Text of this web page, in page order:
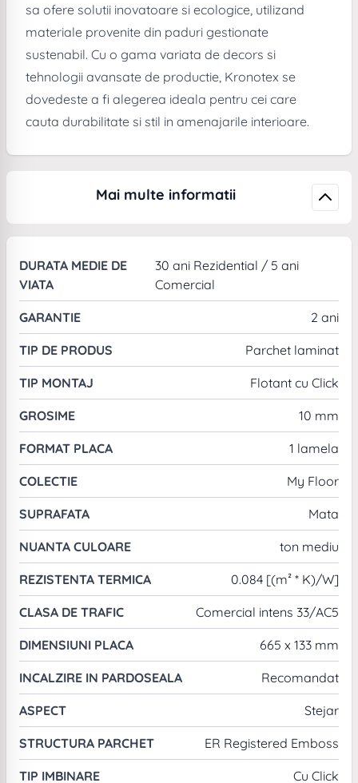
sa ofere solutii inovatoare si ecologice, utilizand
materiale provenite din paduri gestionate
sustenabil. Cu o gama variata de decors si
tehnologii avansate de productie, Kronotex se
dovedeste a fi alegerea ideala pentru cei care
cauta durabilitate si stil in amenajarile interioare.
Mai multe informatii
DURATA MEDIE DE
VIATA
30 ani Rezidential / 5 ani
Comercial
GARANTIE 2 ani
TIP DE PRODUS Parchet laminat
TIP MONTAJ Flotant cu Click
GROSIME 10 mm
FORMAT PLACA 1 lamela
COLECTIE My Floor
SUPRAFATA Mata
NUANTA CULOARE ton mediu
REZISTENTA TERMICA 0.084 [(m² * K)/W]
CLASA DE TRAFIC Comercial intens 33/AC5
DIMENSIUNI PLACA 665 x 133 mm
INCALZIRE IN PARDOSEALA Recomandat
ASPECT Stejar
STRUCTURA PARCHET ER Registered Emboss
TIP IMBINARE Cu Click